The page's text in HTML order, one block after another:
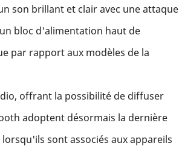
son brillant et clair avec une attaque
bloc d'alimentation haut de
par rapport aux modèles de la
offrant la possibilité de diffuser
adoptent désormais la dernière
sont associés aux appareils